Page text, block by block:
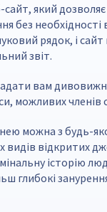
сайт, який
без
рядок, і сайт
звіт.
вам
можливих членів
можна з будь-
видів відкритих
історію
глибокі